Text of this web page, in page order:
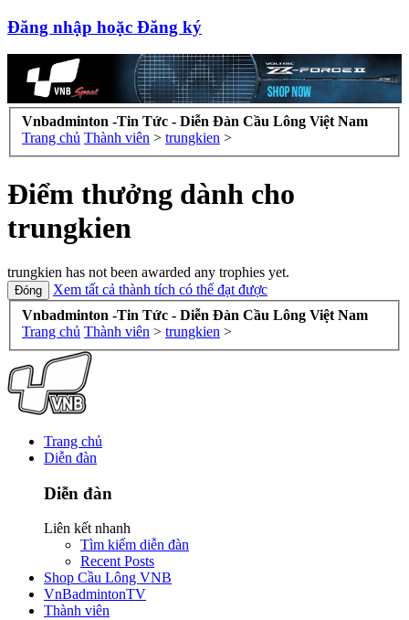
Đăng nhập hoặc Đăng ký
Vnbadminton -Tin Tức - Diễn Đàn Cầu Lông Việt Nam
Trang chủ Thành viên > trungkien >
Điểm thưởng dành cho
trungkien
trungkien has not been awarded any trophies yet.
Xem tất cả thành tích có thể đạt được
Vnbadminton -Tin Tức - Diễn Đàn Cầu Lông Việt Nam
Trang chủ Thành viên > trungkien >
Trang chủ
Diễn đàn
Diễn đàn
Liên kết nhanh
Tìm kiếm diễn đàn
Recent Posts
Shop Cầu Lông VNB
VnBadmintonTV
Thành viên